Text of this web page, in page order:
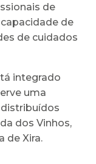
de
de
de cuidados
integrado
uma
dos Vinhos,
de Xira.